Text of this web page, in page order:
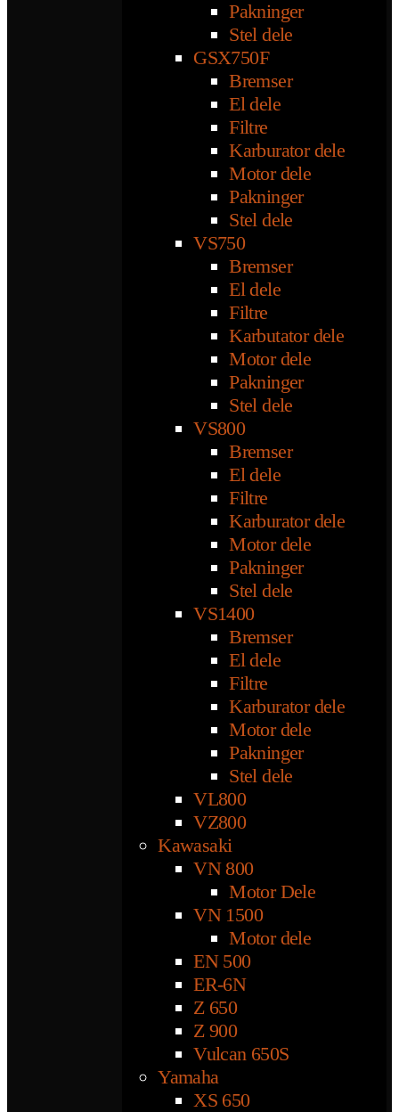
Pakninger
Stel dele
GSX750F
Bremser
El dele
Filtre
Karburator dele
Motor dele
Pakninger
Stel dele
VS750
Bremser
El dele
Filtre
Karbutator dele
Motor dele
Pakninger
Stel dele
VS800
Bremser
El dele
Filtre
Karburator dele
Motor dele
Pakninger
Stel dele
VS1400
Bremser
El dele
Filtre
Karburator dele
Motor dele
Pakninger
Stel dele
VL800
VZ800
Kawasaki
VN 800
Motor Dele
VN 1500
Motor dele
EN 500
ER-6N
Z 650
Z 900
Vulcan 650S
Yamaha
XS 650